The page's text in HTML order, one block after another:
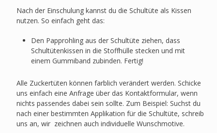
Nach der Einschulung kannst du die Schultüte als Kissen
nutzen. So einfach geht das:
Den Papprohling aus der Schultüte ziehen, dass
Schultütenkissen in die Stoffhülle stecken und mit
einem Gummiband zubinden. Fertig!
Alle Zuckertüten können farblich verändert werden. Schicke
uns einfach eine Anfrage über das Kontaktformular, wenn
nichts passendes dabei sein sollte. Zum Beispiel: Suchst du
nach einer bestimmten Applikation für die Schultüte, schreib
uns an, wir zeichnen auch individuelle Wunschmotive.